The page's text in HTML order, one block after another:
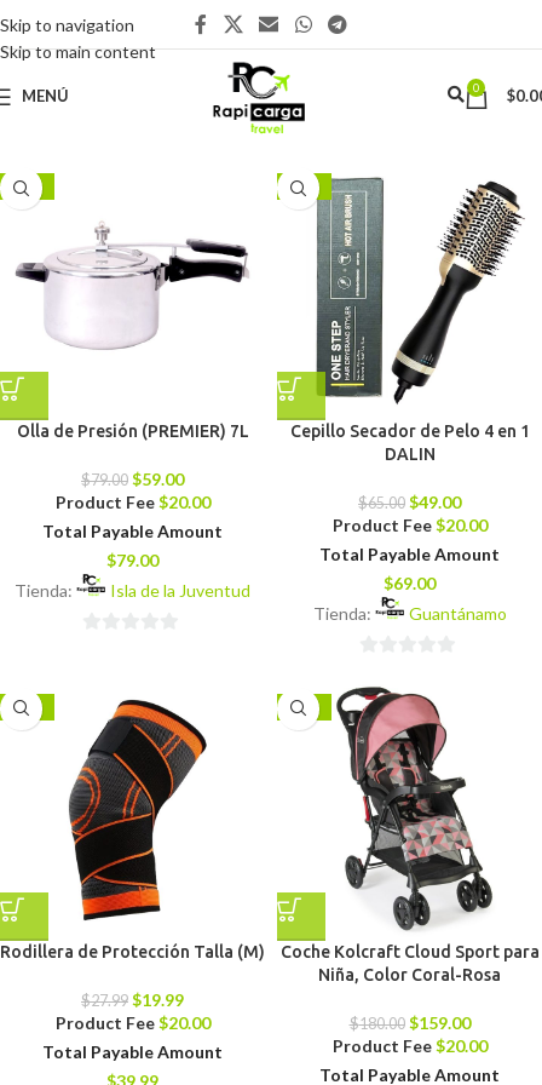
Skip to navigation
Skip to main content
MENÚ 0 $
-25%
Olla de Presión (PREMIER) 7L
$79.00 $59.00
Product Fee $20.00
Total Payable Amount
$79.00
Tienda:
Isla de la Juventud
-25%
Cepillo Secador de Pelo 4 en 1
DALIN
$65.00 $49.00
Product Fee $20.00
Total Payable Amount
$69.00
Tienda:
Guantánamo
de
5
-29%
Rodillera de Protección Talla (M)
$27.99 $19.99
Product Fee $20.00
Total Payable Amount
$39.99
-12%
Coche Kolcraft Cloud Sport para
Niña, Color Coral-Rosa
$180.00 $159.00
Product Fee $20.00
Total Payable Amount